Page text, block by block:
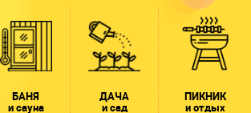
БАНЯ
и сауна
ДАЧА
и сад
ПИКНИК
и отдых